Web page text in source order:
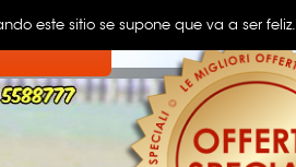
este sitio se supone que va a ser feliz.